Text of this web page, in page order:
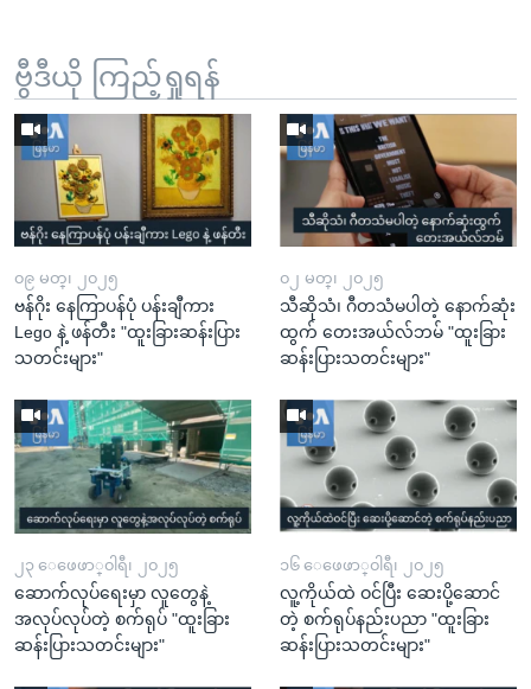
ဗွီဒီယို ကြည့်ရှုရန်
၀၉ မတ္၊ ၂၀၂၅
ဗန်ဂိုး နေကြာပန်ပုံ ပန်းချီကား
Lego နဲ့ ဖန်တီး "ထူးခြားဆန်းပြား
သတင်းများ"
၀၂ မတ္၊ ၂၀၂၅
သီဆိုသံ၊ ဂီတသံမပါတဲ့ နောက်ဆုံး
ထွက် တေးအယ်လ်ဘမ် "ထူးခြား
ဆန်းပြားသတင်းများ"
၂၃ ေဖေဖာ္၀ါရီ၊ ၂၀၂၅
ဆောက်လုပ်ရေးမှာ လူတွေနဲ့
အလုပ်လုပ်တဲ့ စက်ရုပ် "ထူးခြား
ဆန်းပြားသတင်းများ"
၁၆ ေဖေဖာ္၀ါရီ၊ ၂၀၂၅
လူ့ကိုယ်ထဲ ဝင်ပြီး ဆေးပို့ဆောင်
တဲ့ စက်ရုပ်နည်းပညာ "ထူးခြား
ဆန်းပြားသတင်းများ"